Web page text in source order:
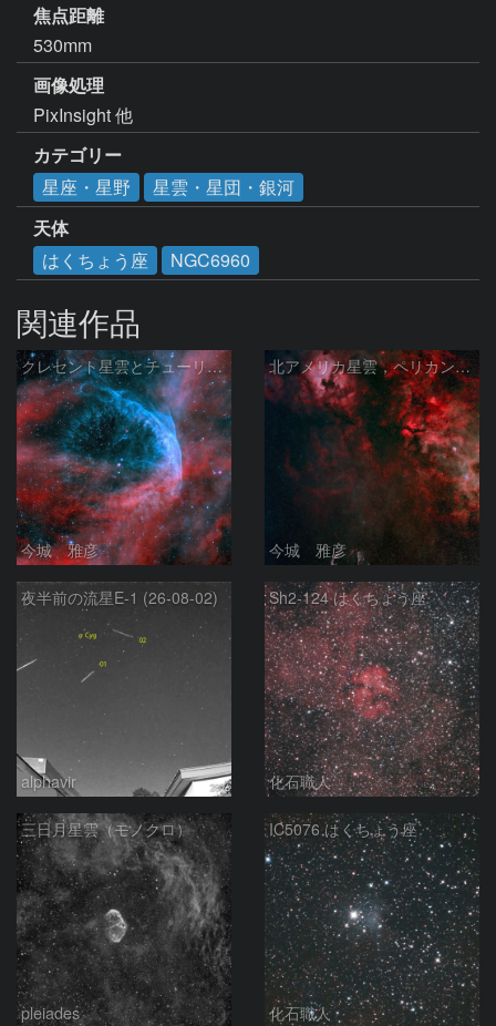
焦点距離
530mm
画像処理
PixInsight 他
カテゴリー
星座・星野
星雲・星団・銀河
天体
はくちょう座
NGC6960
関連作品
クレセント星雲とチューリップ星雲の真ん中あたりにある星雲 NGC6883 ???
今城 雅彦
北アメリカ星雲，ペリカン星雲，サドル付近，クレセント星雲，網状星雲・・・etc
今城 雅彦
夜半前の流星E-1 (26-08-02)
alphavir
Sh2-124 はくちょう座
化石職人
三日月星雲（モノクロ）
pleiades
IC5076 はくちょう座
化石職人